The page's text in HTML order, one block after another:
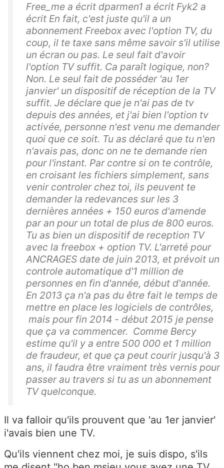
Free_me a écrit dparmen1 a écrit Fyk2 a
écrit En fait, c'est juste qu'il a un
abonnement Freebox avec l'option TV, du
coup, il te taxe sans même savoir s'il utilise
un écran ou pas. Le seul fait d'avoir
l'option TV suffit. Ca paraît logique, non?
Non. Le seul fait de posséder 'au 1er
janvier' un dispositif de réception de la TV
suffit. Je déclare que je n'ai pas de tv
depuis des années, et j'ai bien l'option tv
activée, personne n'est venu me demander
quoi que ce soit. Tu as déclaré que tu n'en
n'avais pas, donc on ne te demande rien
pour l'instant. Par contre si on te contrôle,
en croisant les fichiers simplement, sans
venir controler chez toi, ils peuvent te
demander la redevances sur les 3
dernières années + 150 euros d'amende
par an pour un total de plus de 800 euros.
Tu as bien un dispositif de reception TV
avec la freebox + option TV. L'arreté pour
ANCRAGES date de juin 2013, et prévoit un
controle automatique d'1 million de
personnes en fin d'année, début d'année.
En 2013 ça n'a pas du être fait le temps de
mettre en place les logiciels de contrôles,
mais pour fin 2014 - début 2015 je pense
que ça va commencer. Comme Bercy
estime qu'il y a entre 500 000 et 1 million
de fraudeur, et que ça peut courir jusqu'à 3
ans, il faudra être vraiment très vernis pour
passer au travers si tu as un abonnement
TV quelconque.
Il va falloir qu'ils prouvent que 'au 1er janvier'
i'avais bien une TV.
Qu'ils viennent chez moi, je suis dispo, s'ils